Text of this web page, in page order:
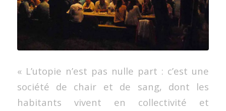
« L’utopie n’est pas nulle part : c’est une
société de chair et de sang, dont les
habitants vivent en collectivité et